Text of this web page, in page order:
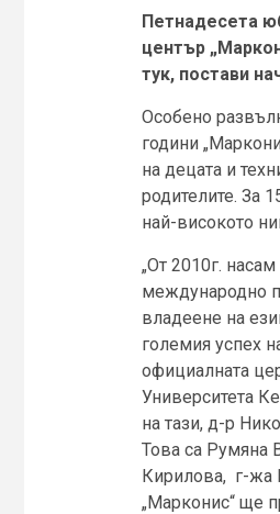
Петнадесета
център
тук, постави
Особено
години
на децата и
родителите. За
най-високото
„От 2010г.
международно
владеене на
големия успех
официалната
Университета
на тази, д-р
Това са Румяна
Кирилова, г-жа
„Марконис“ ще